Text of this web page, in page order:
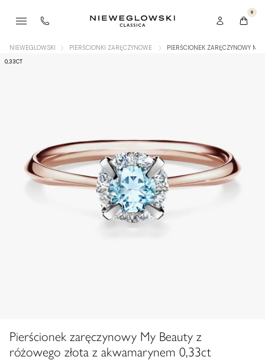
0
NIEWEGLOWSKI PIERŚCIONKI ZARĘCZYNOWE PIERŚCIONEK ZARĘCZYNOWY
0,33CT
Pierścionek zaręczynowy My Beauty z
różowego złota z akwamarynem 0,33ct